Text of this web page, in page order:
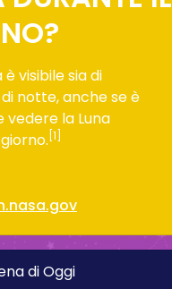
è visibile sia di
notte, anche se è
vedere la Luna
[1]
di Oggi